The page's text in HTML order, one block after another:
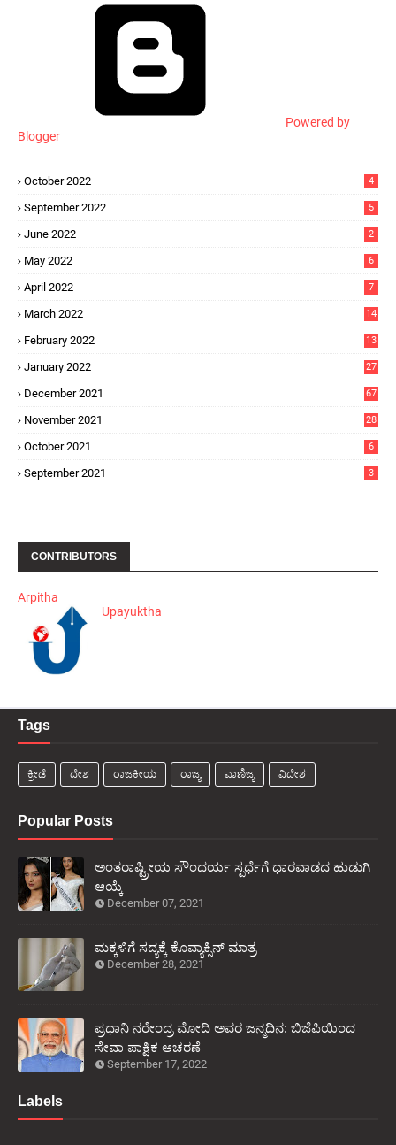
Powered by
Blogger
October 2022 4
September 2022 5
June 2022 2
May 2022 6
April 2022 7
March 2022 14
February 2022 13
January 2022 27
December 2021 67
November 2021 28
October 2021 6
September 2021 3
CONTRIBUTORS
Arpitha
Upayuktha
Tags
ಕ್ರೀಡೆ ದೇಶ ರಾಜಕೀಯ ರಾಜ್ಯ ವಾಣಿಜ್ಯ ವಿದೇಶ
Popular Posts
ಅಂತರಾಷ್ಟ್ರೀಯ ಸೌಂದರ್ಯ ಸ್ಪರ್ಧೆಗೆ ಧಾರವಾಡದ ಹುಡುಗಿ
ಆಯ್ಕೆ
December 07, 2021
ಮಕ್ಕಳಿಗೆ ಸದ್ಯಕ್ಕೆ ಕೊವ್ಯಾಕ್ಸಿನ್ ಮಾತ್ರ
December 28, 2021
ಪ್ರಧಾನಿ ನರೇಂದ್ರ ಮೋದಿ ಅವರ ಜನ್ಮದಿನ: ಬಿಜೆಪಿಯಿಂದ
ಸೇವಾ ಪಾಕ್ಷಿಕ ಆಚರಣೆ
September 17, 2022
Labels